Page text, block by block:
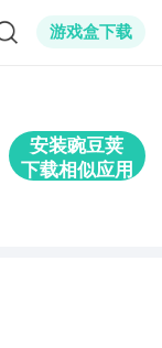
游戏盒下载